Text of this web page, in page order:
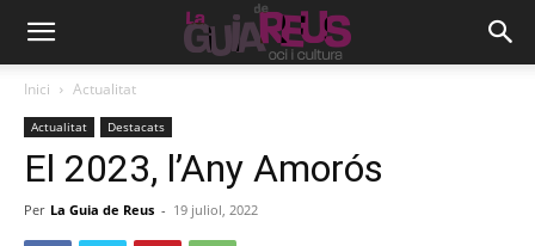
Inici Actualitat
Actualitat Destacats
El 2023, l’Any Amorós
Per La Guia de Reus - 19 juliol, 2022